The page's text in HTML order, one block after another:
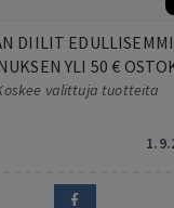
DIILIT
YLI 50 €
valittuja tuotteita